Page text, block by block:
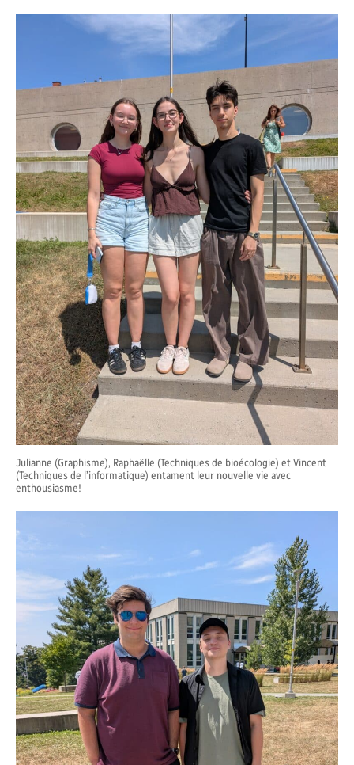
Julianne (Graphisme), Raphaëlle (Techniques de bioécologie) et Vincent
(Techniques de l’informatique) entament leur nouvelle vie avec
enthousiasme!